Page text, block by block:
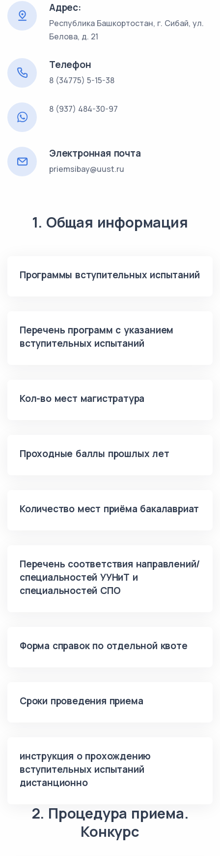
Адрес:
Республика Башкортостан, г. Сибай, ул.
Белова, д. 21
Телефон
8 (34775) 5-15-38
8 (937) 484-30-97
Электронная почта
priemsibay@uust.ru
1. Общая информация
Программы вступительных испытаний
Перечень программ с указанием
вступительных испытаний
Кол-во мест магистратура
Проходные баллы прошлых лет
Количество мест приёма бакалавриат
Перечень соответствия направлений/
специальностей УУНиТ и
специальностей СПО
Форма справок по отдельной квоте
Сроки проведения приема
инструкция о прохождению
вступительных испытаний
дистанционно
2. Процедура приема.
Конкурс